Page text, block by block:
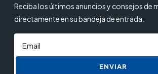
Reciba los últimos anuncios y consejos de
directamente en su bandeja de entrada.
ENVIAR